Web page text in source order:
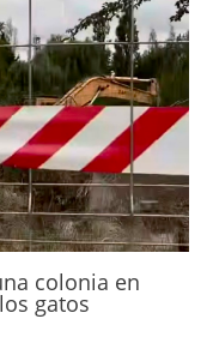
colonia en
gatos